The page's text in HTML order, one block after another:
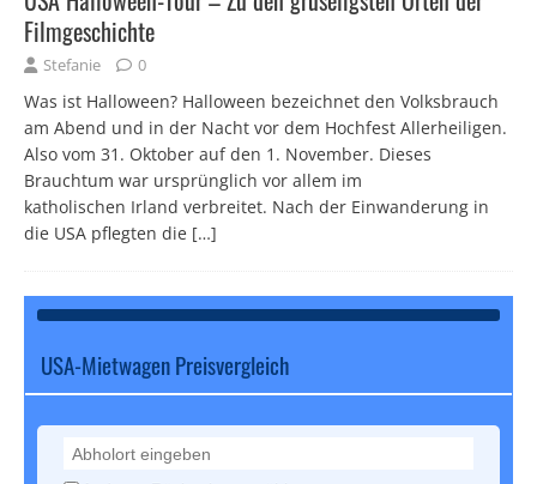
Filmgeschichte
Stefanie 0
Was ist Halloween? Halloween bezeichnet den Volksbrauch
am Abend und in der Nacht vor dem Hochfest Allerheiligen.
Also vom 31. Oktober auf den 1. November. Dieses
Brauchtum war ursprünglich vor allem im
katholischen Irland verbreitet. Nach der Einwanderung in
die USA pflegten die […]
USA-Mietwagen Preisvergleich